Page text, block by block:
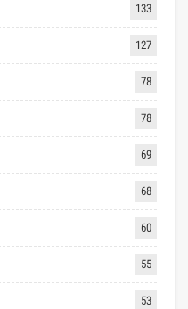
133
127
78
78
69
68
60
55
53